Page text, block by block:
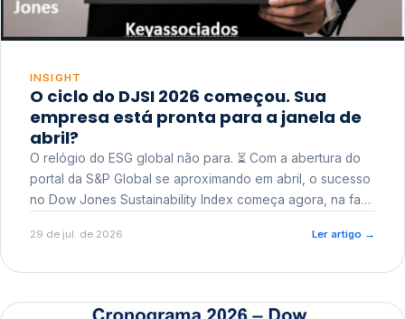
INSIGHT
O ciclo do DJSI 2026 começou. Sua
empresa está pronta para a janela de
abril?
O relógio do ESG global não para. ⏳ Com a abertura do
portal da S&P Global se aproximando em abril, o sucesso
no Dow Jones Sustainability Index começa agora, na fase
29 de jul. de 2026 Ler artigo →